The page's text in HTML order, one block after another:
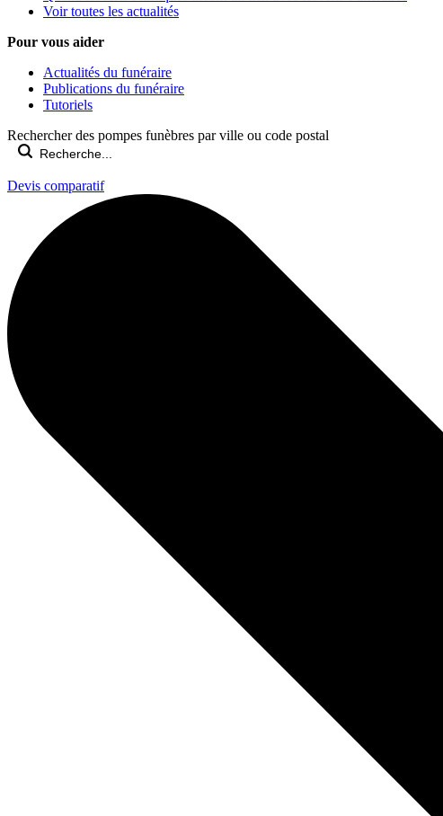
Voir toutes les actualités
Pour vous aider
Actualités du funéraire
Publications du funéraire
Tutoriels
Rechercher des pompes funèbres par ville ou code postal
Devis comparatif